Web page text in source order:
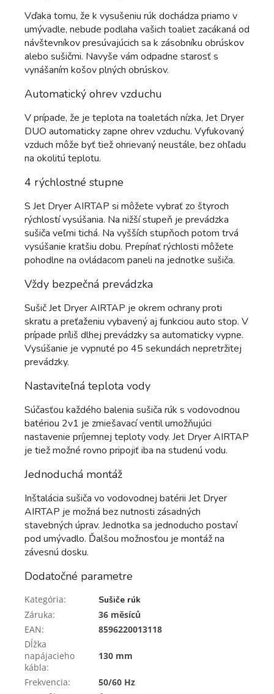
Vďaka tomu, že k vysušeniu rúk dochádza priamo v
umývadle, nebude podlaha vašich toaliet zacákaná od
návštevníkov presúvajúcich sa k zásobníku obrúskov
alebo sušičmi. Navyše vám odpadne starosť s
vynášaním košov plných obrúskov.
Automatický ohrev vzduchu
V prípade, že je teplota na toaletách nízka, Jet Dryer
DUO automaticky zapne ohrev vzduchu. Vyfukovaný
vzduch môže byť tiež ohrievaný neustále, bez ohľadu
na okolitú teplotu.
4 rýchlostné stupne
S Jet Dryer AIRTAP si môžete vybrať zo štyroch
rýchlostí vysúšania. Na nižší stupeň je prevádzka
sušiča veľmi tichá. Na vyšších stupňoch potom trvá
vysúšanie kratšiu dobu. Prepínať rýchlosti môžete
pohodlne na ovládacom paneli na jednotke sušiča.
Vždy bezpečná prevádzka
Sušič Jet Dryer AIRTAP je okrem ochrany proti
skratu a preťaženiu vybavený aj funkciou auto stop. V
prípade príliš dlhej prevádzky sa automaticky vypne.
Vysúšanie je vypnuté po 45 sekundách nepretržitej
prevádzky.
Nastaviteľná teplota vody
Súčasťou každého balenia sušiča rúk s vodovodnou
batériou 2v1 je zmiešavací ventil umožňujúci
nastavenie príjemnej teploty vody. Jet Dryer AIRTAP
je tiež možné rovno pripojiť iba na studenú vodu.
Jednoduchá montáž
Inštalácia sušiča vo vodovodnej batérii Jet Dryer
AIRTAP je možná bez nutnosti zásadných
stavebných úprav. Jednotka sa jednoducho postaví
pod umývadlo. Ďalšou možnosťou je montáž na
závesnú dosku.
Dodatočné parametre
Kategória:
Sušiče rúk
Záruka:
36 měsíců
EAN:
8596220013118
Dĺžka
napájacieho
kábla:
130 mm
Frekvencia:
50/60 Hz